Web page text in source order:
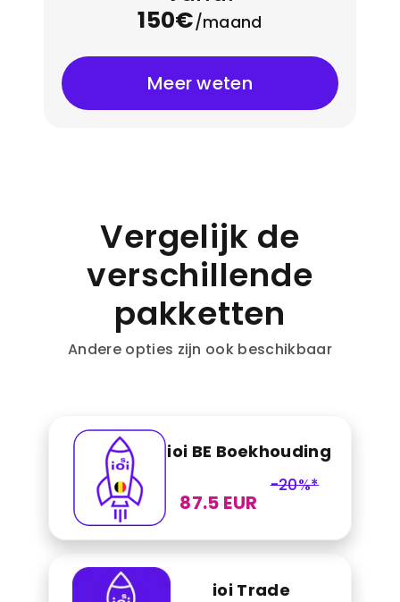
150€/maand
Meer weten
Vergelijk de
verschillende
pakketten
Andere opties zijn ook beschikbaar
ioi BE Boekhouding
87.5 EUR
-20%*
ioi Trade